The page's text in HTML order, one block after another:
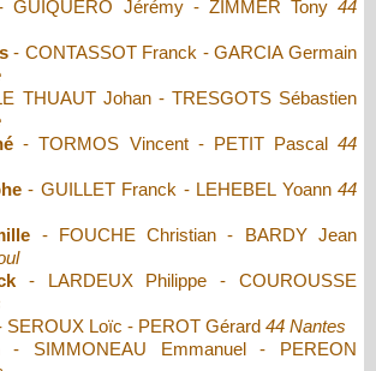
GUIQUERO Jérémy - ZIMMER Tony 44
- CONTASSOT Franck - GARCIA Germain
THUAUT Johan - TRESGOTS Sébastien
- TORMOS Vincent - PETIT Pascal 44
- GUILLET Franck - LEHEBEL Yoann 44
- FOUCHE Christian - BARDY Jean
- LARDEUX Philippe - COUROUSSE
SEROUX Loïc - PEROT Gérard 44 Nantes
- SIMMONEAU Emmanuel - PEREON